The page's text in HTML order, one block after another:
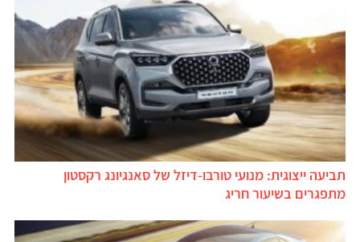
תביעה ייצוגית: מנועי טורבו-דיזל של סאנגיונג רקסטון
מתפגרים בשיעור חריג